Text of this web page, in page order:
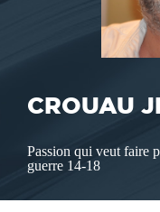
CROUAU
Passion qui veut faire
guerre 14-18